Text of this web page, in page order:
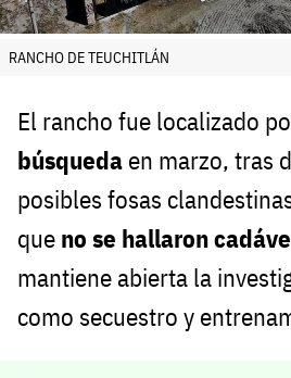
RANCHO DE TEUCHITLÁN
El rancho fue localizado
búsqueda en marzo, tras
posibles fosas
que no se hallaron
mantiene abierta la
como secuestro y